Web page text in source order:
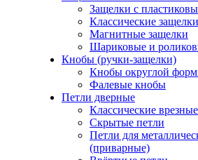
Защелки с
Классические защелки
Магнитные защелки
Шариковые и
Кнобы (ручки-защелки)
Кнобы округлой
Фалевые кнобы
Петли дверные
Классические
Скрытые петли
Петли для
(приварные)